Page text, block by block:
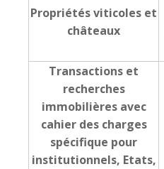
Propriétés viticoles et
châteaux
Transactions et
recherches
immobilières avec
cahier des charges
spécifique pour
institutionnels, Etats,